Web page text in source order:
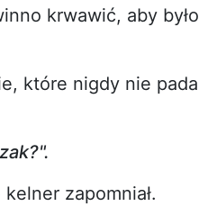
krwawić, aby było
które nigdy nie pada
zapomniał.